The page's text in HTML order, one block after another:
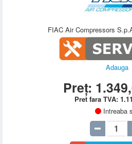
FIAC Air Compressors
Adauga
Preț:
Pret fara TVA:
Intreaba